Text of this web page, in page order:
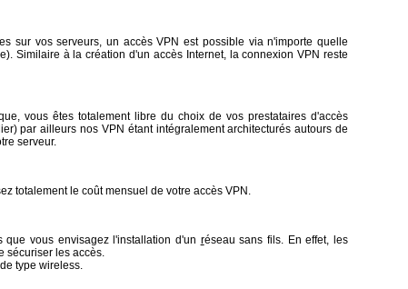
sur vos serveurs, un accès VPN est possible via n'importe quelle
Similaire à la création d'un accès Internet, la connexion VPN reste
vous êtes totalement libre du choix de vos prestataires d'accès
par ailleurs nos VPN étant intégralement architecturés autours de
serveur.
totalement le coût mensuel de votre accès VPN.
vous envisagez l'installation d'un réseau sans fils. En effet, les
sécuriser les accès.
type wireless.